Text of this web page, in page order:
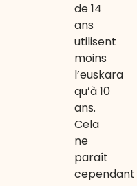
de 14
ans
utilisent
moins
l’euskara
qu’à 10
ans.
Cela
ne
paraît
cependant